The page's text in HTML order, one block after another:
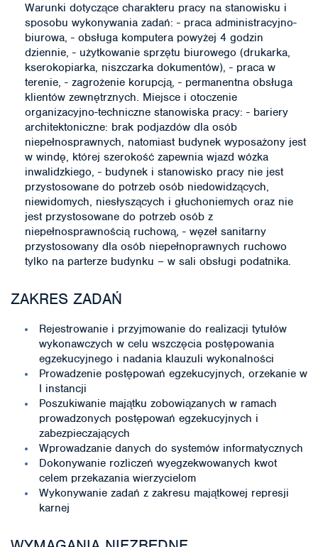
Warunki dotyczące charakteru pracy na stanowisku i
sposobu wykonywania zadań: - praca administracyjno-
biurowa, - obsługa komputera powyżej 4 godzin
dziennie, - użytkowanie sprzętu biurowego (drukarka,
kserokopiarka, niszczarka dokumentów), - praca w
terenie, - zagrożenie korupcją, - permanentna obsługa
klientów zewnętrznych. Miejsce i otoczenie
organizacyjno-techniczne stanowiska pracy: - bariery
architektoniczne: brak podjazdów dla osób
niepełnosprawnych, natomiast budynek wyposażony jest
w windę, której szerokość zapewnia wjazd wózka
inwalidzkiego, - budynek i stanowisko pracy nie jest
przystosowane do potrzeb osób niedowidzących,
niewidomych, niesłyszących i głuchoniemych oraz nie
jest przystosowane do potrzeb osób z
niepełnosprawnością ruchową, - węzeł sanitarny
przystosowany dla osób niepełnoprawnych ruchowo
tylko na parterze budynku – w sali obsługi podatnika.
ZAKRES ZADAŃ
Rejestrowanie i przyjmowanie do realizacji tytułów
wykonawczych w celu wszczęcia postępowania
egzekucyjnego i nadania klauzuli wykonalności
Prowadzenie postępowań egzekucyjnych, orzekanie w
I instancji
Poszukiwanie majątku zobowiązanych w ramach
prowadzonych postępowań egzekucyjnych i
zabezpieczających
Wprowadzanie danych do systemów informatycznych
Dokonywanie rozliczeń wyegzekwowanych kwot
celem przekazania wierzycielom
Wykonywanie zadań z zakresu majątkowej represji
karnej